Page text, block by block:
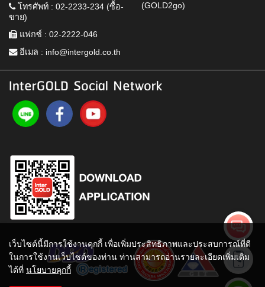
โทรศัพท์ : 02-2233-234 (ซื้อ-
ขาย)
แฟกซ์ : 02-2222-046
อีเมล : info@intergold.co.th
(GOLD2go)
InterGOLD Social Network
เว็บไซต์นี้มีการใช้งานคุกกี้ เพื่อเพิ่มประสิทธิภาพและประสบการณ์ที่ดี
ในการใช้งานเว็บไซต์ของท่าน ท่านสามารถอ่านรายละเอียดเพิ่มเติม
ได้ที่ นโยบายคุกกี้